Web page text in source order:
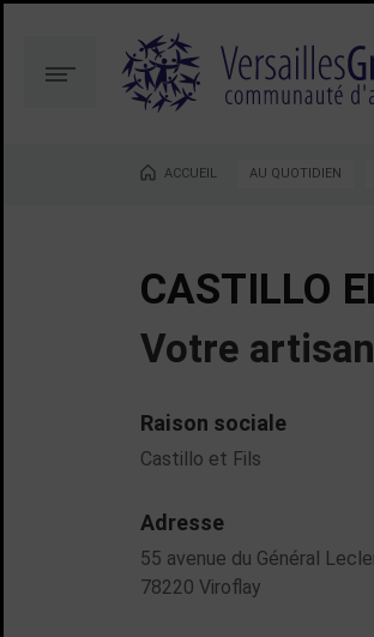
contenu
la
recherche
Menu
Vous êtes ici :
ACCUEIL AU QUOTIDIEN
CASTILLO
Votre artisan
Raison sociale
Castillo et Fils
Adresse
55 avenue du Général
78220 Viroflay